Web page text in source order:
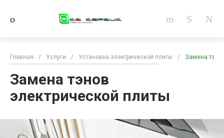
Главная / Услуги / Установка электрической плиты / Замена
Замена тэнов
электрической плиты